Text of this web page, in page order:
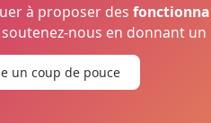
à proposer des
nous en donnant
un coup de pouce